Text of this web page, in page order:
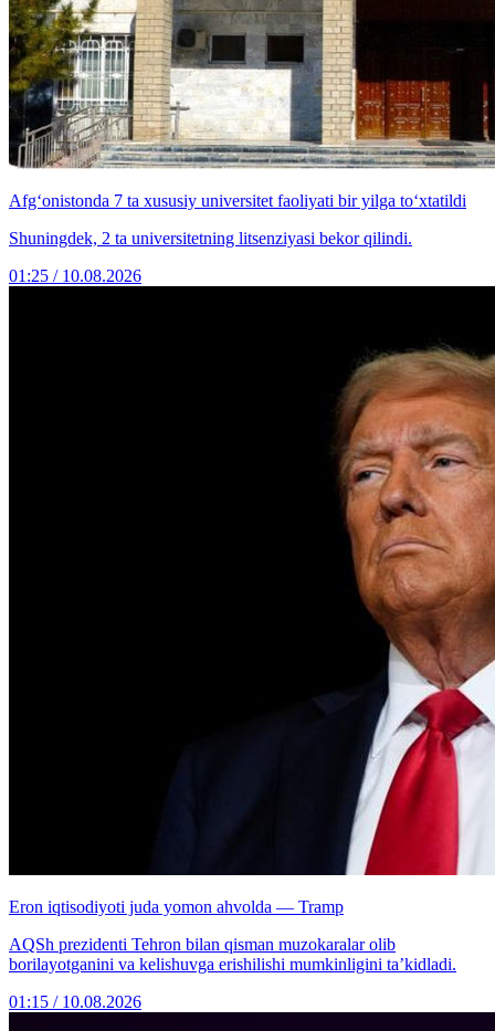
Afg‘onistonda 7 ta xususiy universitet faoliyati bir yilga to‘xtatildi
Shuningdek, 2 ta universitetning litsenziyasi bekor qilindi.
01:25 / 10.08.2026
Eron iqtisodiyoti juda yomon ahvolda — Tramp
AQSh prezidenti Tehron bilan qisman muzokaralar olib
borilayotganini va kelishuvga erishilishi mumkinligini ta’kidladi.
01:15 / 10.08.2026